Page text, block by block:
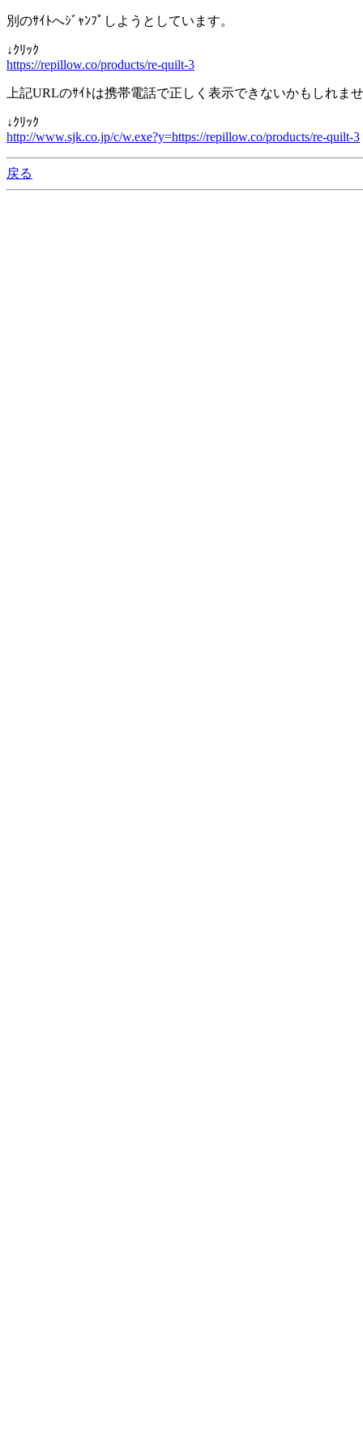
別のｻｲﾄへｼﾞｬﾝﾌﾟしようとしています。
↓ｸﾘｯｸ
https://repillow.co/products/re-quilt-3
上記URLのｻｲﾄは携帯電話で正しく表示できないかもしれ
↓ｸﾘｯｸ
http://www.sjk.co.jp/c/w.exe?y=https://repillow.co/products/re-quilt-3
戻る